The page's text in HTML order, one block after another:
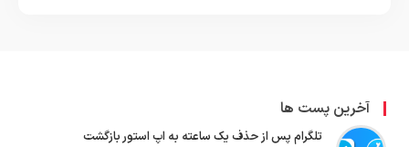
آخرین پست ها
تلگرام پس از حذف یک ساعته به اپ استور بازگشت